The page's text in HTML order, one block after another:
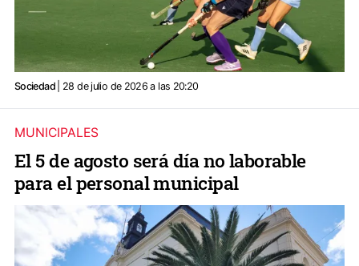
Sociedad | 28 de julio de 2026 a las 20:20
MUNICIPALES
El 5 de agosto será día no laborable
para el personal municipal